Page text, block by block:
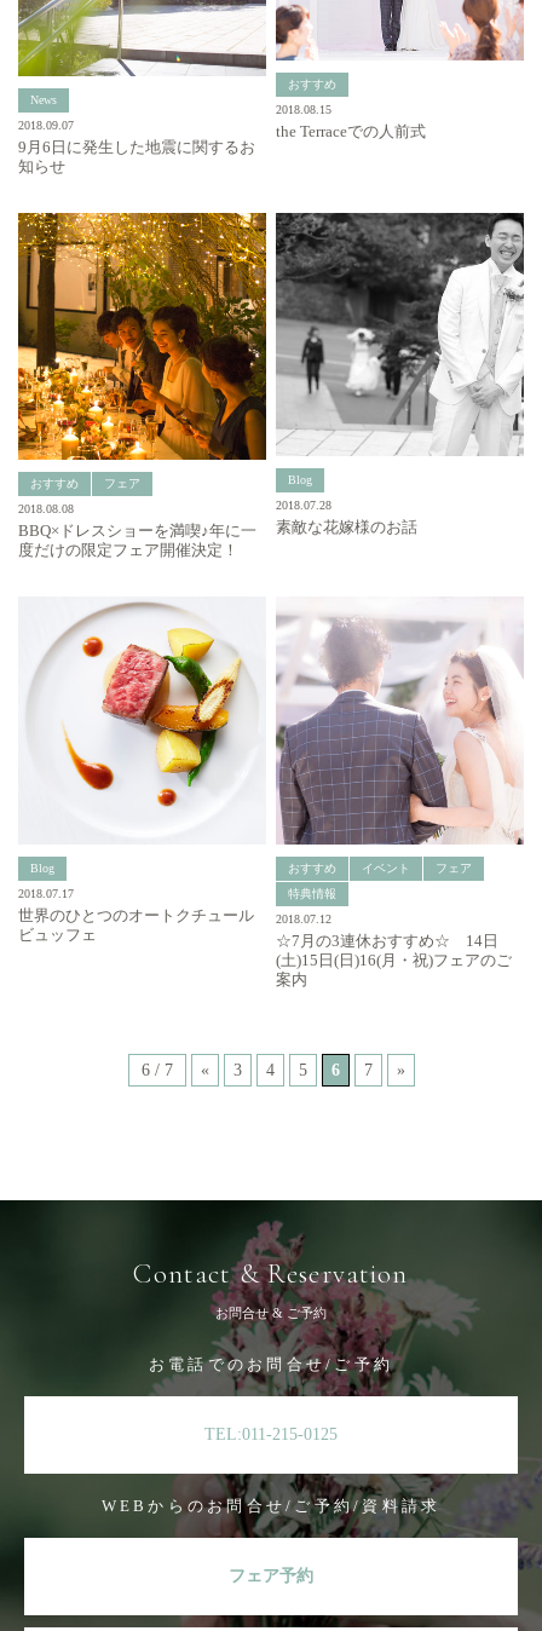
News
2018.09.07
9月6日に発生した地震に関するお
知らせ
おすすめ
2018.08.15
the Terraceでの人前式
おすすめ
フェア
2018.08.08
BBQ×ドレスショーを満喫♪年に一
度だけの限定フェア開催決定！
Blog
2018.07.28
素敵な花嫁様のお話
Blog
2018.07.17
世界のひとつのオートクチュール
ビュッフェ
おすすめ イベント
フェア
特典情報
2018.07.12
☆7月の3連休おすすめ☆ 14日
(土)15日(日)16(月・祝)フェアのご
案内
6 / 7 « 3 4 5 6 7 »
Contact & Reservation
お問合せ & ご予約
お電話でのお問合せ/ご予約
TEL:011-215-0125
WEBからのお問合せ/ご予約/資料請求
フェア予約